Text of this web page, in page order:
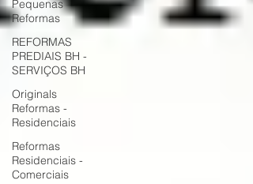
Pequenas
Reformas
REFORMAS
PREDIAIS BH -
SERVIÇOS BH
Originals
Reformas -
Residenciais
Reformas
Residenciais -
Comerciais